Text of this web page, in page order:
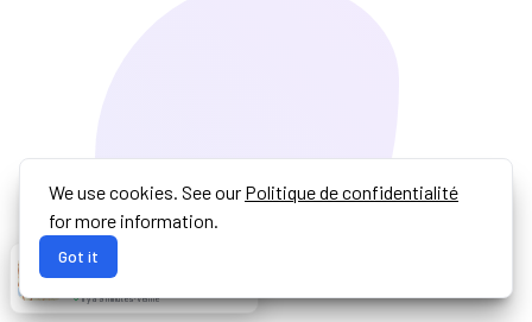
We use cookies. See our Politique de confidentialité
for more information.
Got it